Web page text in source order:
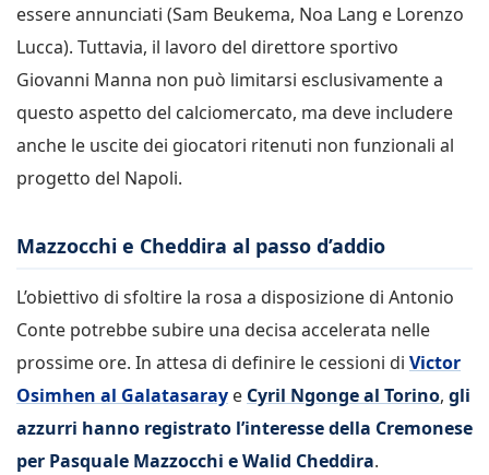
essere annunciati (Sam Beukema, Noa Lang e Lorenzo
Lucca). Tuttavia, il lavoro del direttore sportivo
Giovanni Manna non può limitarsi esclusivamente a
questo aspetto del calciomercato, ma deve includere
anche le uscite dei giocatori ritenuti non funzionali al
progetto del Napoli.
Mazzocchi e Cheddira al passo d’addio
L’obiettivo di sfoltire la rosa a disposizione di Antonio
Conte potrebbe subire una decisa accelerata nelle
prossime ore. In attesa di definire le cessioni di Victor
Osimhen al Galatasaray e Cyril Ngonge al Torino, gli
azzurri hanno registrato l’interesse della Cremonese
per Pasquale Mazzocchi e Walid Cheddira.